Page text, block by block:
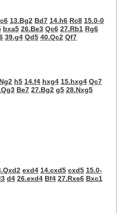
13.Bg2 Bd7 14.h6 Rc8 15.0-0
bxa5 26.Be3 Qc6 27.Rb1 Rg6
39.g4 Qd5 40.Qc2 Qf7
h5 14.f4 hxg4 15.hxg4 Qc7
Be7 27.Bg2 g5 28.Nxg5
exd4 14.cxd5 cxd5 15.0-
d4 26.exd4 Bf4 27.Rxe6 Bxc1